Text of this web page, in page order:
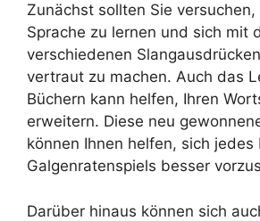
Zunächst sollten Sie
Sprache zu lernen und sich mit
verschiedenen
vertraut zu machen. Auch das
Büchern kann helfen, Ihren
erweitern. Diese neu
können Ihnen helfen, sich jedes
Galgenratenspiels besser
Darüber hinaus können sich